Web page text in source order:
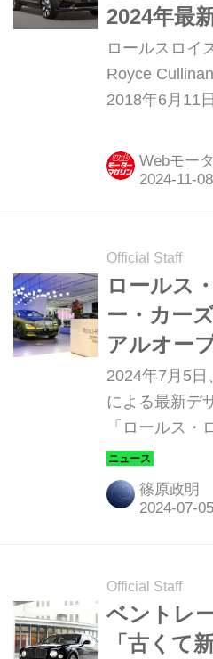
2024年最新
ロールスロイ
Royce
2018年6月11
Webモー
Official Staff
ロールス
ー・カー
アルオー
ロイス最
イデンテ
2024年7月5日
による最新デ
「ロールス・
ズ東京」が東
リニューアル
篠原政明
Official Staff
ベントレ
「古くて